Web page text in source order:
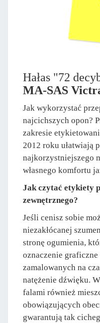
Hałas "72
MA-SAS
Jak wykorzystać
najcichszych opon?
zakresie
2012 roku ułatwiają
najkorzystniejszego
własnego komfortu
Jak czytać etykiety
zewnętrznego?
Jeśli cenisz sobie
niezakłócanej
stronę ogumienia,
oznaczenie
zamalowanych na
natężenie dźwięku.
falami również
obowiązujących
gwarantują tak